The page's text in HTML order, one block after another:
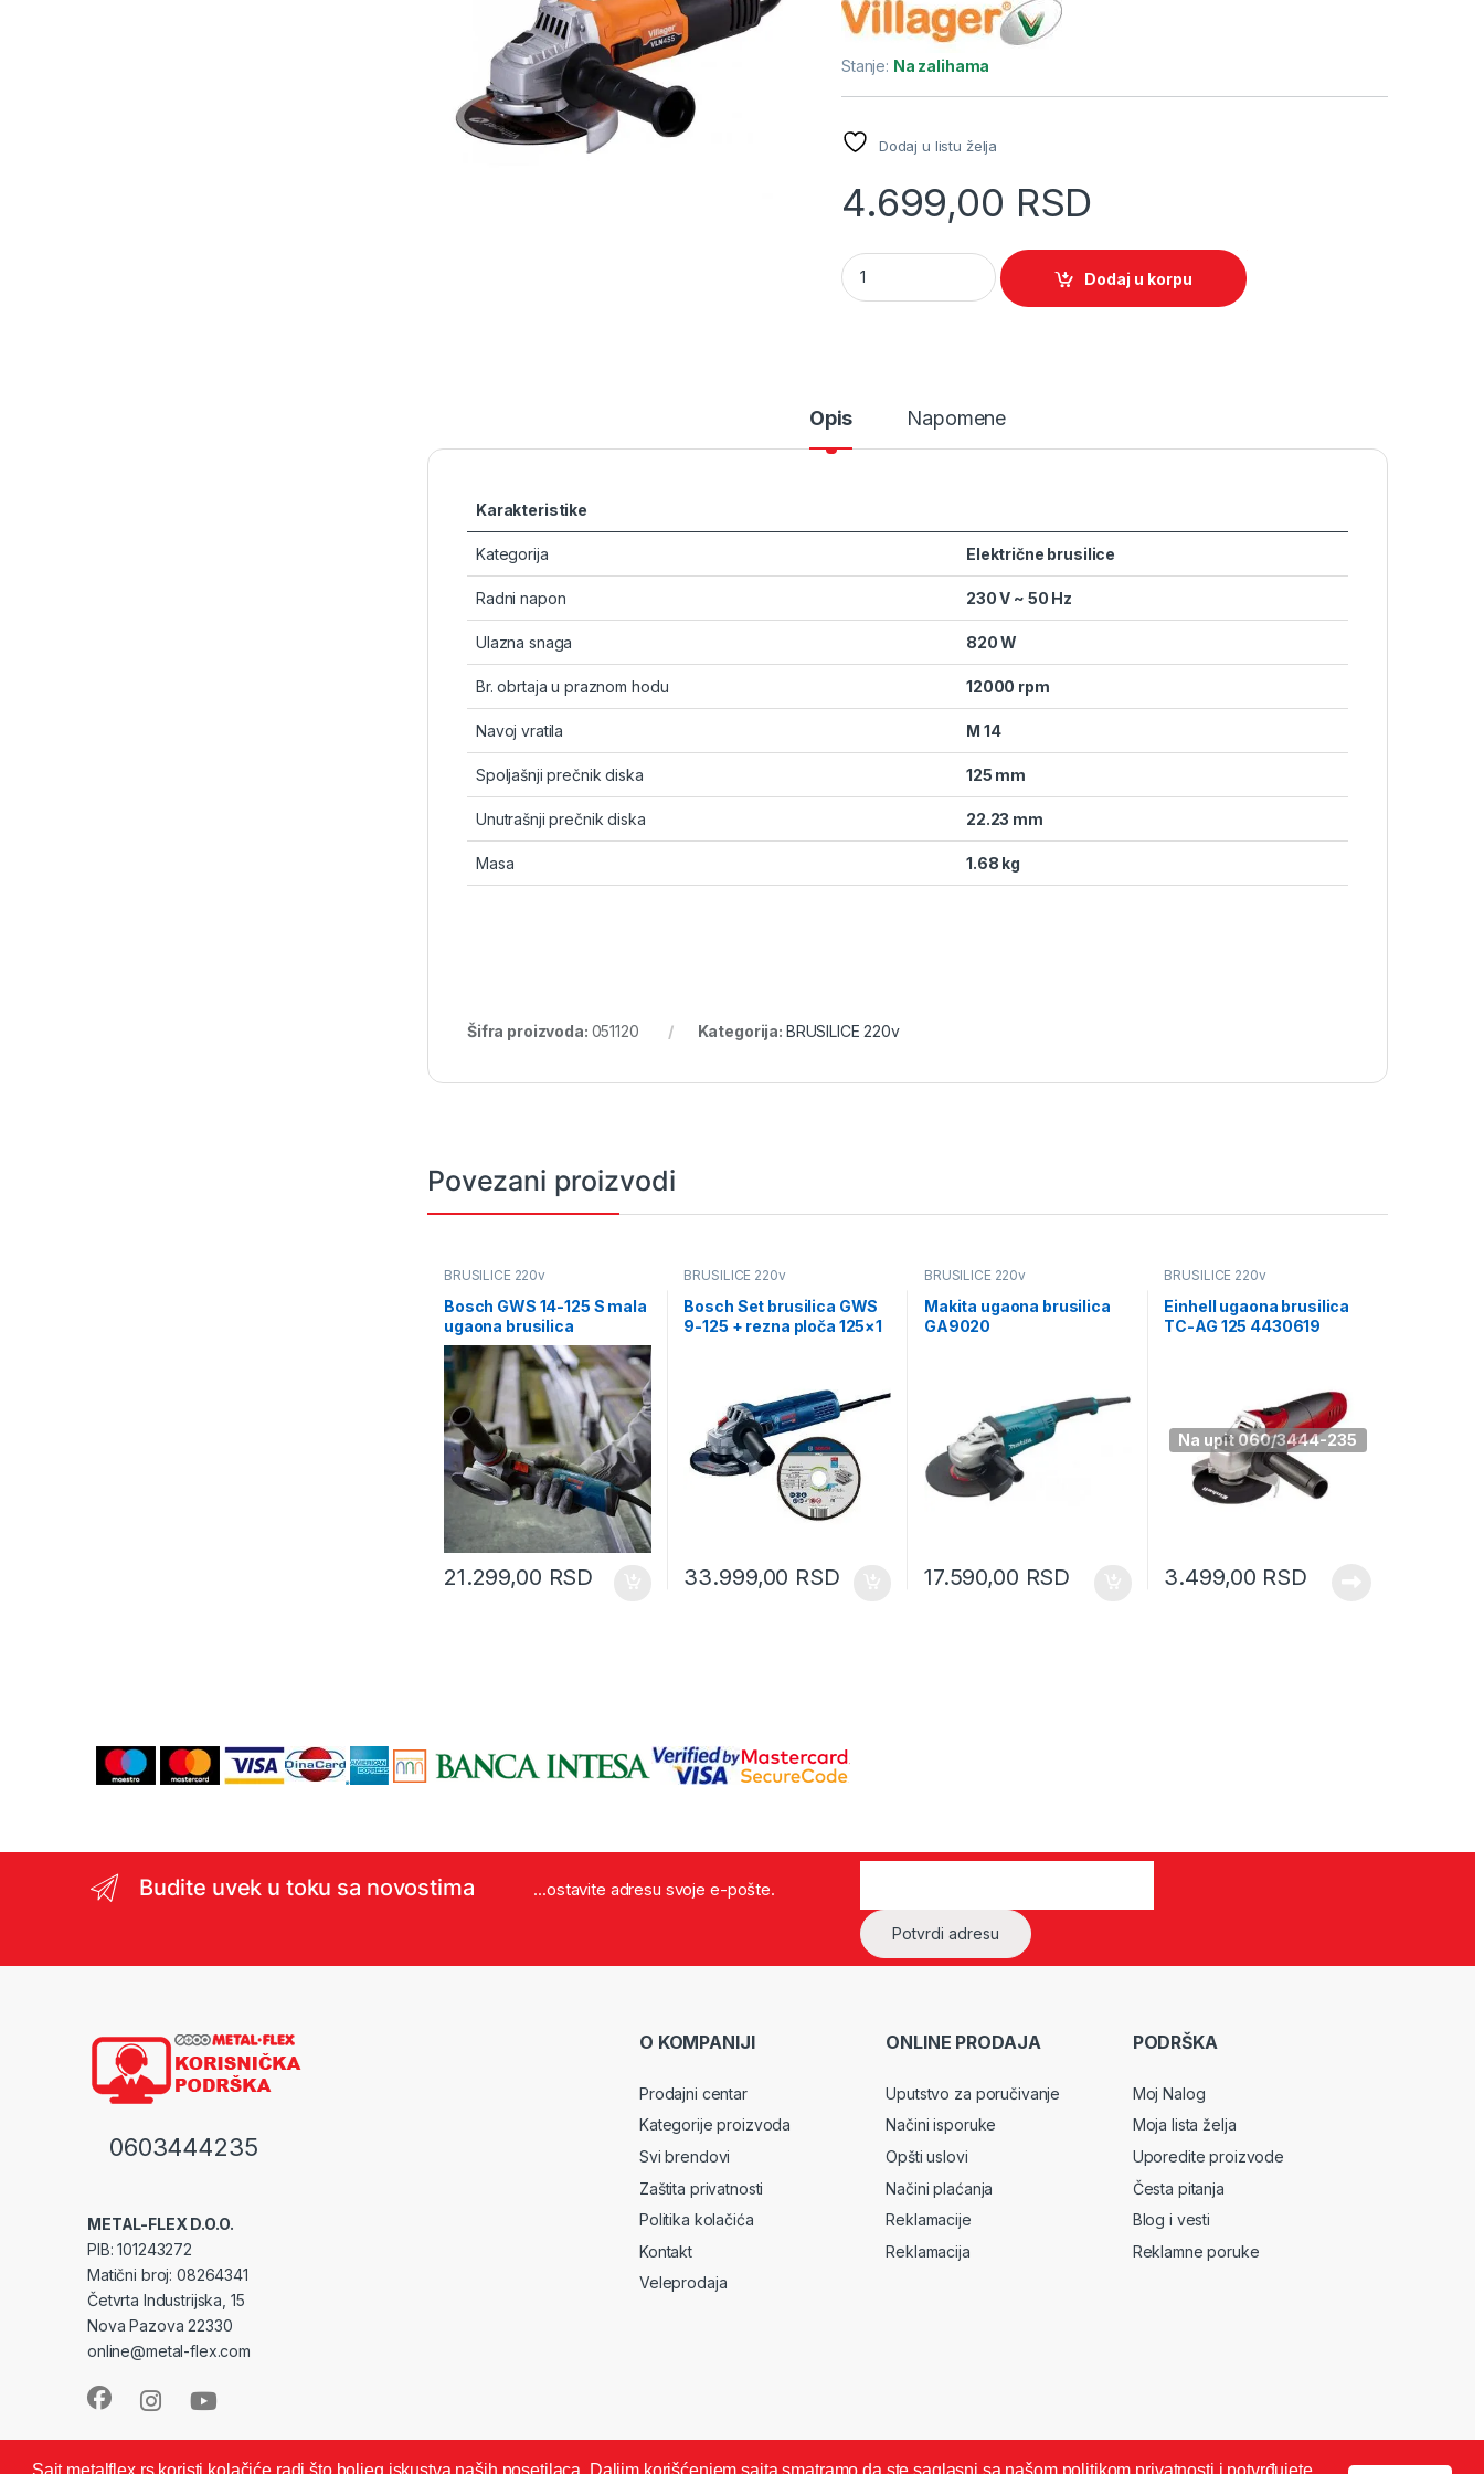
Stanje: Na zalihama
Dodaj u listu želja
4.699,00 RSD
Villager električna ugaona brusilica VLN 455 051120 quantity
Dodaj u korpu
Opis Napomene
Karakteristike
Kategorija Električne brusilice
Radni napon 230 V ~ 50 Hz
Ulazna snaga 820 W
Br. obrtaja u praznom hodu 12000 rpm
Navoj vratila M 14
Spoljašnji prečnik diska 125 mm
Unutrašnji prečnik diska 22.23 mm
Masa 1.68 kg
Šifra proizvoda: 051120 Kategorija: BRUSILICE 220v
Povezani proizvodi
BRUSILICE 220v
Bosch GWS 14-125 S mala
ugaona brusilica
06017D0100 sa
potenciometrom
21.299,00 RSD
BRUSILICE 220v
Bosch Set brusilica GWS
9-125 + rezna ploča 125×1
33.999,00 RSD
BRUSILICE 220v
Makita ugaona brusilica
GA9020
17.590,00 RSD
Na upit 060/3444-235
BRUSILICE 220v
Einhell ugaona brusilica
TC-AG 125 4430619
3.499,00 RSD
Budite uvek u toku sa novostima ...ostavite adresu svoje e-pošte.
0603444235
METAL-FLEX D.O.O.
PIB: 101243272
Matični broj: 08264341
Četvrta Industrijska, 15
Nova Pazova 22330
online@metal-flex.com
O KOMPANIJI
Prodajni centar
Kategorije proizvoda
Svi brendovi
Zaštita privatnosti
Politika kolačića
Kontakt
Veleprodaja
ONLINE PRODAJA
Uputstvo za poručivanje
Načini isporuke
Opšti uslovi
Načini plaćanja
Reklamacije
Reklamacija
PODRŠKA
Moj Nalog
Moja lista želja
Uporedite proizvode
Česta pitanja
Blog i vesti
Reklamne poruke
Sajt metalflex.rs koristi kolačiće radi što boljeg iskustva naših posetilaca. Daljim korišćenjem sajta smatramo da ste saglasni sa našom politikom privatnosti i potvrđujete